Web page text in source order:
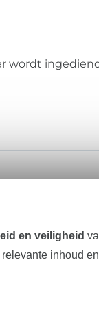
wordt
te
en veiligheid
inhoud en